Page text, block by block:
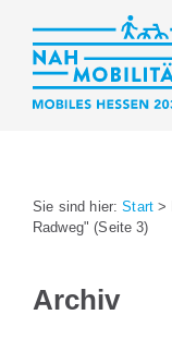
Sie sind hier:Start >
Radweg" (Seite 3)
Archiv